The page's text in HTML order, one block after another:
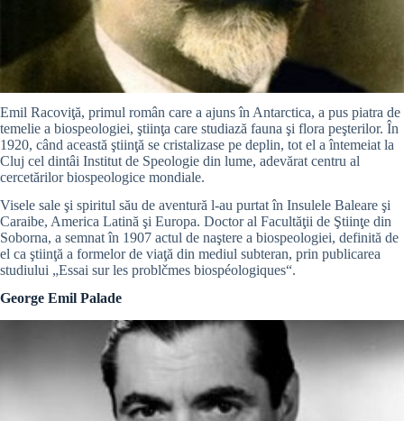
Emil Racoviţă, primul român care a ajuns în Antarctica, a pus piatra de
temelie a biospeologiei, ştiinţa care studiază fauna şi flora peşterilor. În
1920, când această ştiinţă se cristalizase pe deplin, tot el a întemeiat la
Cluj cel dintâi Institut de Speologie din lume, adevărat centru al
cercetărilor biospeologice mondiale.
Visele sale şi spiritul său de aventură l-au purtat în Insulele Baleare şi
Caraibe, America Latină şi Europa. Doctor al Facultăţii de Ştiinţe din
Soborna, a semnat în 1907 actul de naştere a biospeologiei, definită de
el ca ştiinţă a formelor de viaţă din mediul subteran, prin publicarea
studiului „Essai sur les problčmes biospéologiques“.
George Emil Palade